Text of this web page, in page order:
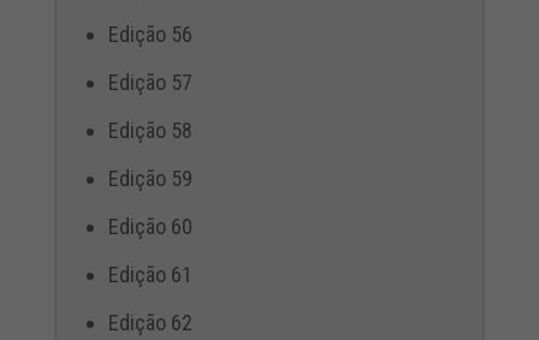
Edição 56
Edição 57
Edição 58
Edição 59
Edição 60
Edição 61
Edição 62